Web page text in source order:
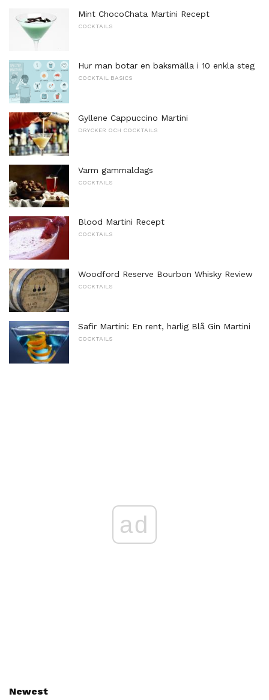
Mint ChocoChata Martini Recept
COCKTAILS
Hur man botar en baksmälla i 10 enkla steg
COCKTAIL BASICS
Gyllene Cappuccino Martini
DRYCKER OCH COCKTAILS
Varm gammaldags
COCKTAILS
Blood Martini Recept
COCKTAILS
Woodford Reserve Bourbon Whisky Review
COCKTAILS
Safir Martini: En rent, härlig Blå Gin Martini
COCKTAILS
ad
Newest